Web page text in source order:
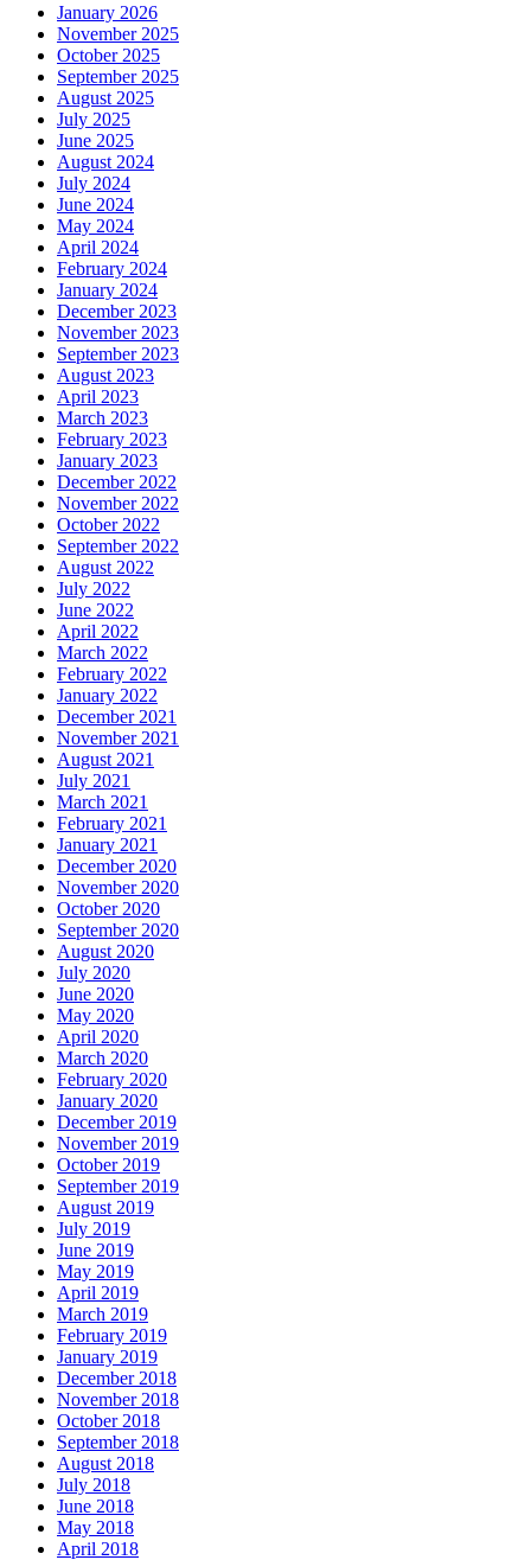
January 2026
November 2025
October 2025
September 2025
August 2025
July 2025
June 2025
August 2024
July 2024
June 2024
May 2024
April 2024
February 2024
January 2024
December 2023
November 2023
September 2023
August 2023
April 2023
March 2023
February 2023
January 2023
December 2022
November 2022
October 2022
September 2022
August 2022
July 2022
June 2022
April 2022
March 2022
February 2022
January 2022
December 2021
November 2021
August 2021
July 2021
March 2021
February 2021
January 2021
December 2020
November 2020
October 2020
September 2020
August 2020
July 2020
June 2020
May 2020
April 2020
March 2020
February 2020
January 2020
December 2019
November 2019
October 2019
September 2019
August 2019
July 2019
June 2019
May 2019
April 2019
March 2019
February 2019
January 2019
December 2018
November 2018
October 2018
September 2018
August 2018
July 2018
June 2018
May 2018
April 2018